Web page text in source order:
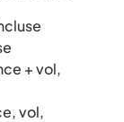
+ vol,
vol,